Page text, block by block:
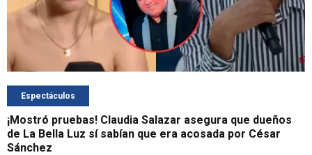
Espectáculos
¡Mostró pruebas! Claudia Salazar asegura que dueños
de La Bella Luz sí sabían que era acosada por César
Sánchez